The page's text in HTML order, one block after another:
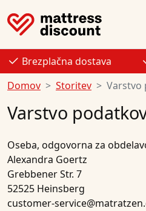
Brezplačna dostava
Domov
Storitev Varstvo
Varstvo
Oseba, odgovorna za
Alexandra Goertz
Grebbener Str. 7
52525 Heinsberg
customer-